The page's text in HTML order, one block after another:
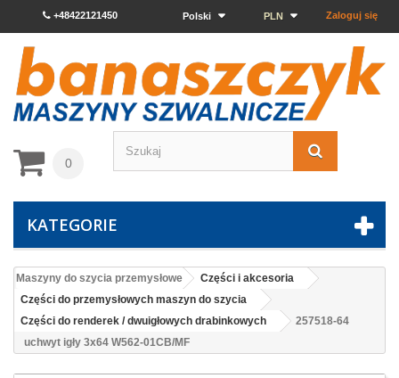
Zaloguj się
PLN
Polski
+48422121450
0
KATEGORIE
Maszyny do szycia przemysłowe
Części i akcesoria
Części do przemysłowych maszyn do szycia
Części do renderek / dwuigłowych drabinkowych
257518-64
uchwyt igły 3x64 W562-01CB/MF